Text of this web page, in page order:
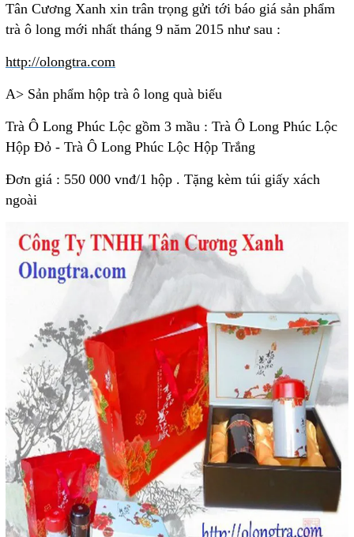
Tân Cương Xanh xin trân trọng gửi tới báo giá sản phẩm
trà ô long mới nhất tháng 9 năm 2015 như sau :
http://olongtra.com
A> Sản phẩm hộp trà ô long quà biếu
Trà Ô Long Phúc Lộc gồm 3 mầu : Trà Ô Long Phúc Lộc
Hộp Đỏ - Trà Ô Long Phúc Lộc Hộp Trắng
Đơn giá : 550 000 vnđ/1 hộp . Tặng kèm túi giấy xách
ngoài